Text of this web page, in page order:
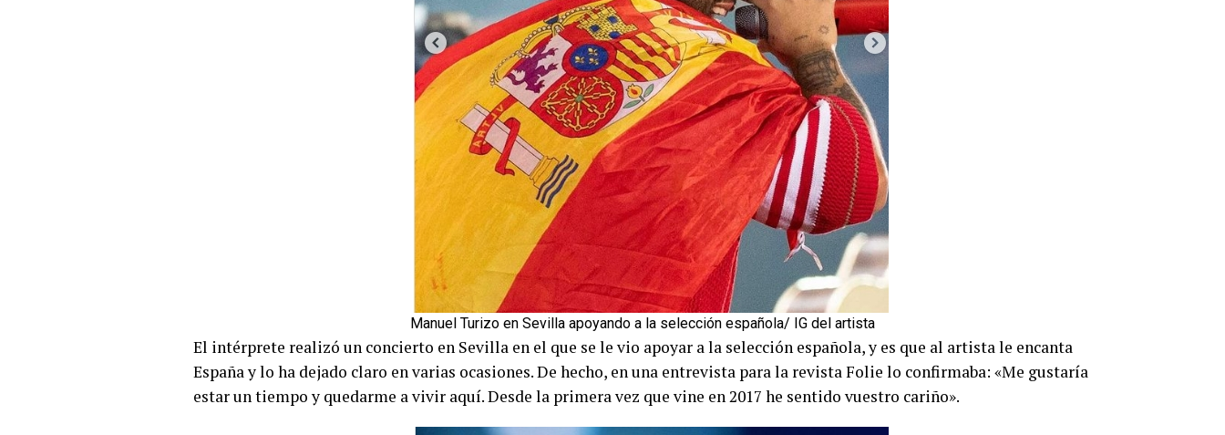
Manuel Turizo en Sevilla apoyando a la selección española/ IG del artista
El intérprete realizó un concierto en Sevilla en el que se le vio apoyar a la selección española, y es que al artista le encanta
España y lo ha dejado claro en varias ocasiones. De hecho, en una entrevista para la revista Folie lo confirmaba: «Me gustaría
estar un tiempo y quedarme a vivir aquí. Desde la primera vez que vine en 2017 he sentido vuestro cariño».